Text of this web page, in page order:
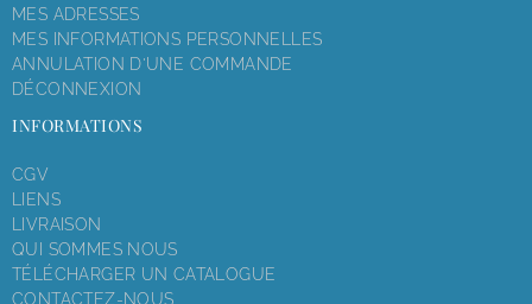
MES ADRESSES
MES INFORMATIONS PERSONNELLES
ANNULATION D'UNE COMMANDE
DÉCONNEXION
INFORMATIONS
CGV
LIENS
LIVRAISON
QUI SOMMES NOUS
TÉLÉCHARGER UN CATALOGUE
CONTACTEZ-NOUS